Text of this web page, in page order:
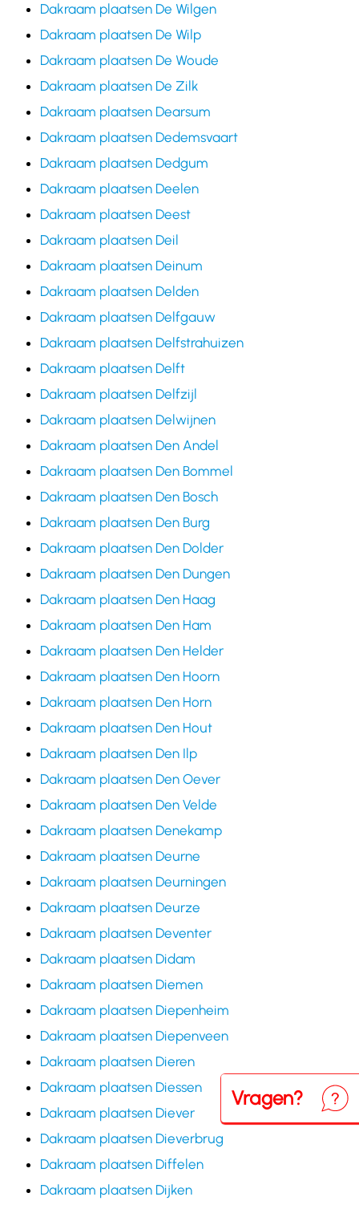
Dakraam plaatsen De Wilgen
Dakraam plaatsen De Wilp
Dakraam plaatsen De Woude
Dakraam plaatsen De Zilk
Dakraam plaatsen Dearsum
Dakraam plaatsen Dedemsvaart
Dakraam plaatsen Dedgum
Dakraam plaatsen Deelen
Dakraam plaatsen Deest
Dakraam plaatsen Deil
Dakraam plaatsen Deinum
Dakraam plaatsen Delden
Dakraam plaatsen Delfgauw
Dakraam plaatsen Delfstrahuizen
Dakraam plaatsen Delft
Dakraam plaatsen Delfzijl
Dakraam plaatsen Delwijnen
Dakraam plaatsen Den Andel
Dakraam plaatsen Den Bommel
Dakraam plaatsen Den Bosch
Dakraam plaatsen Den Burg
Dakraam plaatsen Den Dolder
Dakraam plaatsen Den Dungen
Dakraam plaatsen Den Haag
Dakraam plaatsen Den Ham
Dakraam plaatsen Den Helder
Dakraam plaatsen Den Hoorn
Dakraam plaatsen Den Horn
Dakraam plaatsen Den Hout
Dakraam plaatsen Den Ilp
Dakraam plaatsen Den Oever
Dakraam plaatsen Den Velde
Dakraam plaatsen Denekamp
Dakraam plaatsen Deurne
Dakraam plaatsen Deurningen
Dakraam plaatsen Deurze
Dakraam plaatsen Deventer
Dakraam plaatsen Didam
Dakraam plaatsen Diemen
Dakraam plaatsen Diepenheim
Dakraam plaatsen Diepenveen
Dakraam plaatsen Dieren
Dakraam plaatsen Diessen
Dakraam plaatsen Diever
Dakraam plaatsen Dieverbrug
Dakraam plaatsen Diffelen
Dakraam plaatsen Dijken
Vragen?